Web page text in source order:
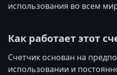
использования во всем
Как работает этот
Счетчик основан на
использовании и